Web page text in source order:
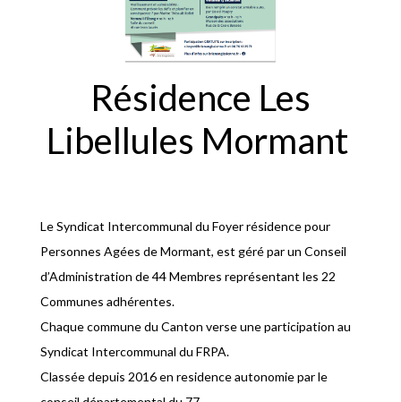
Résidence Les
Libellules Mormant
Le Syndicat Intercommunal du Foyer résidence pour
Personnes Agées de Mormant, est géré par un Conseil
d’Administration de 44 Membres représentant les 22
Communes adhérentes.
Chaque commune du Canton verse une participation au
Syndicat Intercommunal du FRPA.
Classée depuis 2016 en residence autonomie par le